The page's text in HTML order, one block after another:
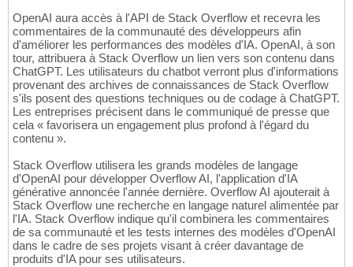
OpenAI aura accès à l'API de Stack Overflow et recevra les
commentaires de la communauté des développeurs afin
d'améliorer les performances des modèles d'IA. OpenAI, à son
tour, attribuera à Stack Overflow un lien vers son contenu dans
ChatGPT. Les utilisateurs du chatbot verront plus d'informations
provenant des archives de connaissances de Stack Overflow
s'ils posent des questions techniques ou de codage à ChatGPT.
Les entreprises précisent dans le communiqué de presse que
cela « favorisera un engagement plus profond à l'égard du
contenu ».
Stack Overflow utilisera les grands modèles de langage
d'OpenAI pour développer Overflow AI, l'application d'IA
générative annoncée l'année dernière. Overflow AI ajouterait à
Stack Overflow une recherche en langage naturel alimentée par
l'IA. Stack Overflow indique qu'il combinera les commentaires
de sa communauté et les tests internes des modèles d'OpenAI
dans le cadre de ses projets visant à créer davantage de
produits d'IA pour ses utilisateurs.